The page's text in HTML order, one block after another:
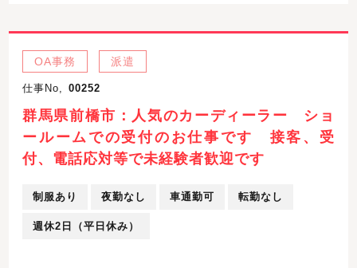
OA事務 派遣
仕事No, 00252
群馬県前橋市：人気のカーディーラー ショ
ールームでの受付のお仕事です 接客、受
付、電話応対等で未経験者歓迎です
制服あり 夜勤なし 車通勤可 転勤なし
週休2日（平日休み）